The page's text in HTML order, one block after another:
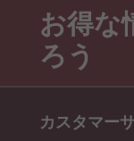
お得な
ろう
カスタマー